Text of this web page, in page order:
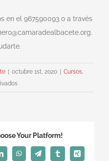
en el 967590093 o a través
octubre 1st, 2020 Cursos,
en
de
Your Platform!
WhatsAppTelegramTumblrXing